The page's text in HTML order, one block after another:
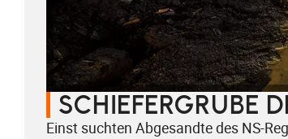
SCHIEFERGRUBE
Einst suchten Abgesandte des NS-